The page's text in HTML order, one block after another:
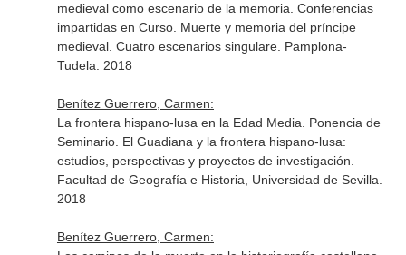
medieval como escenario de la memoria. Conferencias
impartidas en Curso. Muerte y memoria del príncipe
medieval. Cuatro escenarios singulare. Pamplona-
Tudela. 2018
Benítez Guerrero, Carmen:
La frontera hispano-lusa en la Edad Media. Ponencia de
Seminario. El Guadiana y la frontera hispano-lusa:
estudios, perspectivas y proyectos de investigación.
Facultad de Geografía e Historia, Universidad de Sevilla.
2018
Benítez Guerrero, Carmen: